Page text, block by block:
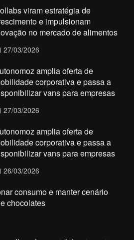
viram estratégia de
e impulsionam
no mercado de alimentos
27/03/2026
amplia oferta de
corporativa e passa a
vans para empresas
27/03/2026
amplia oferta de
corporativa e passa a
vans para empresas
26/03/2026
consumo e manter cenário
chocolates